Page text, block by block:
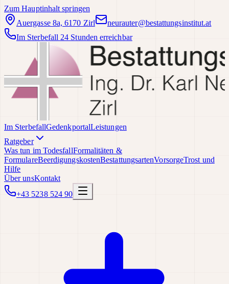
Zum Hauptinhalt springen
Auergasse 8a, 6170 Zirl
neurauter@bestattungsinstitut.at
Im Sterbefall 24 Stunden erreichbar
Im SterbefallGedenkportalLeistungen
Ratgeber
Was tun im TodesfallFormalitäten &
FormulareBeerdigungskostenBestattungsartenVorsorgeTrost und
Hilfe
Über unsKontakt
+43 5238 524 90